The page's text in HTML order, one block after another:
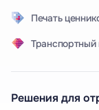
Печать
Решения для